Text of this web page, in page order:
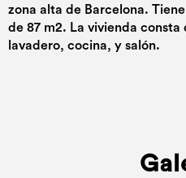
zona alta de Barcelona.
de 87 m2. La vivienda
lavadero, cocina, y salón.